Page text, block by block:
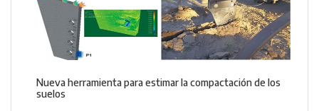
Nueva herramienta para estimar la compactación de los
suelos